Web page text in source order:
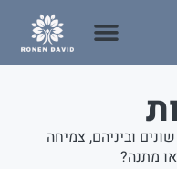
וביניהם, צמיחה
מתנה?